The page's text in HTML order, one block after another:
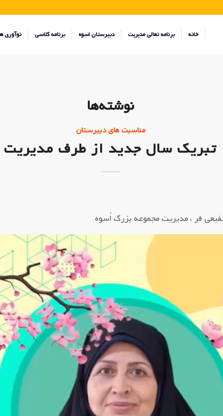
خانه برنامه تعالی مدیریت دبیرستان اسوه برنامه کلاسی نوآوری
نوشته‌ها
مناسبت های دبیرستان
تبریک سال جدید از طرف مدیریت
فر ، مدیریت مجموعه بزرگ اُسوه